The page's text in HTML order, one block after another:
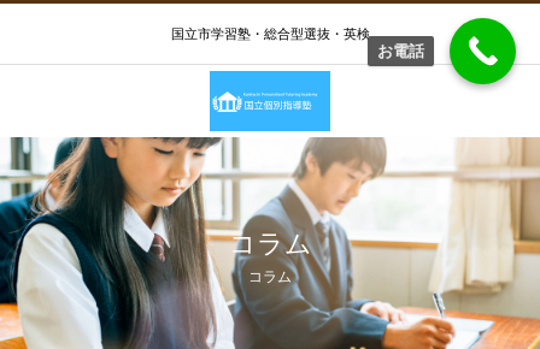
国立市学習塾・総合型選抜・英検
コラム
コラム
お電話